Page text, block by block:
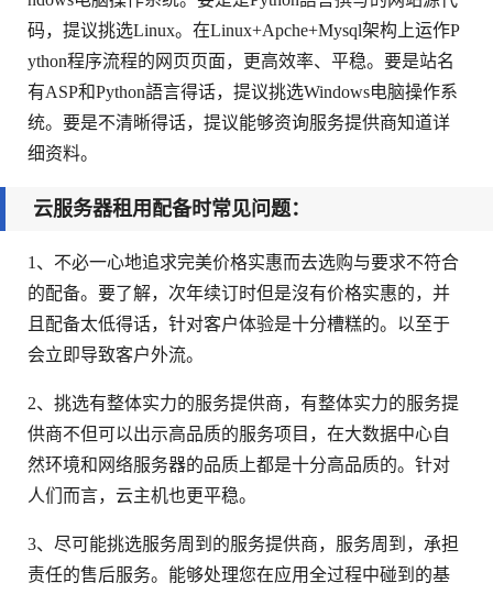
码，提议挑选Linux。在Linux+Apche+Mysql架构上运作P
ython程序流程的网页页面，更高效率、平稳。要是站名
有ASP和Python語言得话，提议挑选Windows电脑操作系
统。要是不清晰得话，提议能够资询服务提供商知道详
细资料。
云服务器租用配备时常见问题：
1、不必一心地追求完美价格实惠而去选购与要求不符合
的配备。要了解，次年续订时但是沒有价格实惠的，并
且配备太低得话，针对客户体验是十分槽糕的。以至于
会立即导致客户外流。
2、挑选有整体实力的服务提供商，有整体实力的服务提
供商不但可以出示高品质的服务项目，在大数据中心自
然环境和网络服务器的品质上都是十分高品质的。针对
人们而言，云主机也更平稳。
3、尽可能挑选服务周到的服务提供商，服务周到，承担
责任的售后服务。能够处理您在应用全过程中碰到的基